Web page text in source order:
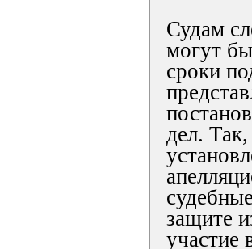
Судам
могут
сроки
дел.
защите
участие